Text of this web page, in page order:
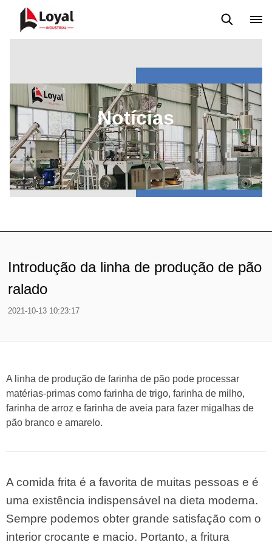
Notícias
Introdução da linha de produção de pão
ralado
2021-10-13 10:23:17
A linha de produção de farinha de pão pode processar
matérias-primas como farinha de trigo, farinha de milho,
farinha de arroz e farinha de aveia para fazer migalhas de
pão branco e amarelo.
A comida frita é a favorita de muitas pessoas e é
uma existência indispensável na dieta moderna.
Sempre podemos obter grande satisfação com o
interior crocante e macio. Portanto, a fritura